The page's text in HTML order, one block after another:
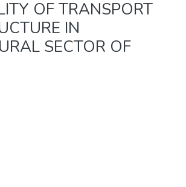
OF TRANSPORT
IN
SECTOR OF